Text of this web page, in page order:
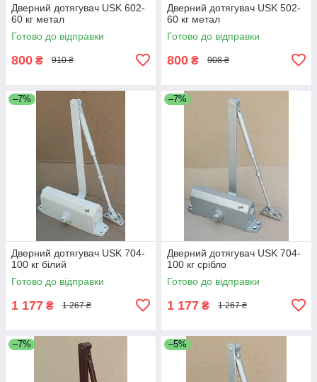
Дверний дотягувач USK 602-
60 кг метал
Готово до відправки
800 ₴ 910 ₴
Дверний дотягувач USK 502-
60 кг метал
Готово до відправки
800 ₴ 908 ₴
–7%
Дверний дотягувач USK 704-
100 кг білий
Готово до відправки
1 177 ₴ 1 267 ₴
–7%
Дверний дотягувач USK 704-
100 кг срібло
Готово до відправки
1 177 ₴ 1 267 ₴
–7% –5%